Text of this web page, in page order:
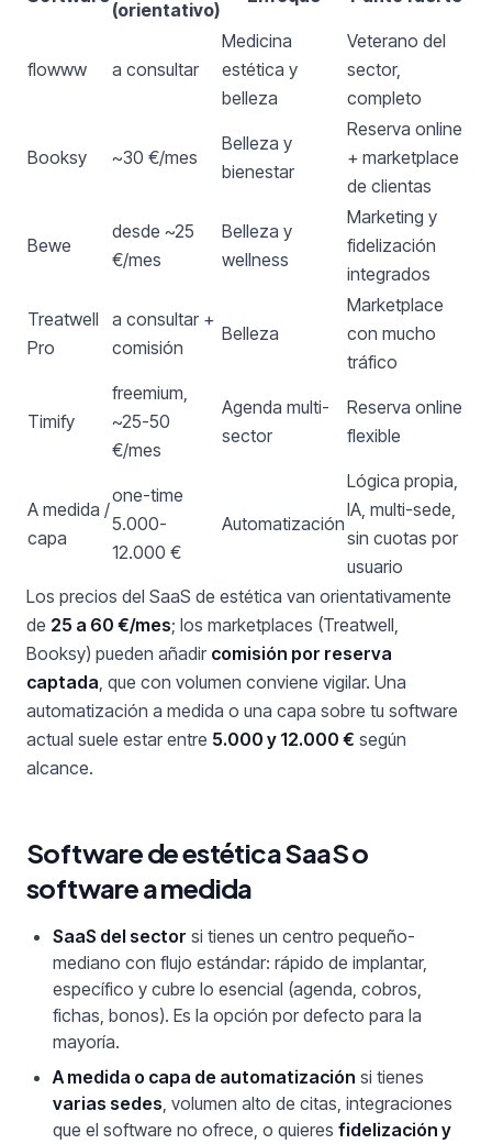
(orientativo)
flowww a consultar
Medicina
estética y
belleza
Veterano del
sector,
completo
Booksy ~30 €/mes
Belleza y
bienestar
Reserva online
+ marketplace
de clientas
Bewe
desde ~25
€/mes
Belleza y
wellness
Marketing y
fidelización
integrados
Treatwell
Pro
a consultar +
comisión
Belleza
Marketplace
con mucho
tráfico
Timify
freemium,
~25-50
€/mes
Agenda multi-
sector
Reserva online
flexible
A medida /
capa
one-time
5.000-
12.000 €
Automatización
Lógica propia,
IA, multi-sede,
sin cuotas por
usuario
Los precios del SaaS de estética van orientativamente
de 25 a 60 €/mes; los marketplaces (Treatwell,
Booksy) pueden añadir comisión por reserva
captada, que con volumen conviene vigilar. Una
automatización a medida o una capa sobre tu software
actual suele estar entre 5.000 y 12.000 € según
alcance.
Software de estética SaaS o
software a medida
SaaS del sector si tienes un centro pequeño-
mediano con flujo estándar: rápido de implantar,
específico y cubre lo esencial (agenda, cobros,
fichas, bonos). Es la opción por defecto para la
mayoría.
A medida o capa de automatización si tienes
varias sedes, volumen alto de citas, integraciones
que el software no ofrece, o quieres fidelización y